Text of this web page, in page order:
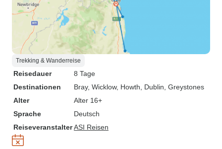
Trekking & Wanderreise
Reisedauer
8 Tage
Destinationen
Bray, Wicklow, Howth , Dublin , Greystones
Alter
Alter 16+
Sprache
Deutsch
ReiseveranstalterASI Reisen